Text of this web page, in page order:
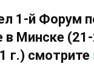
1-й Форум
в Минске
г.) смотрите